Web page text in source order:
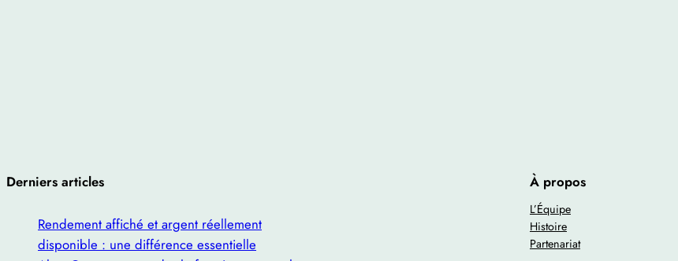
Derniers articles
Rendement affiché et argent réellement
disponible : une différence essentielle
À propos
L’Équipe
Histoire
Partenariat